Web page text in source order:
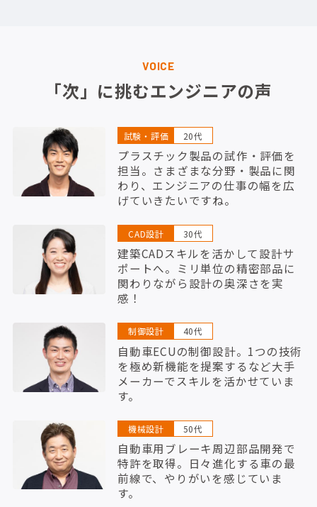
VOICE
「次」に挑むエンジニアの声
試験・評価 20代
プラスチック製品の試作・評価を
担当。さまざまな分野・製品に関
わり、エンジニアの仕事の幅を広
げていきたいですね。
CAD設計 30代
建築CADスキルを活かして設計サ
ポートへ。ミリ単位の精密部品に
関わりながら設計の奥深さを実
感！
制御設計 40代
自動車ECUの制御設計。1つの技術
を極め新機能を提案するなど大手
メーカーでスキルを活かせていま
す。
機械設計 50代
自動車用ブレーキ周辺部品開発で
特許を取得。日々進化する車の最
前線で、やりがいを感じていま
す。